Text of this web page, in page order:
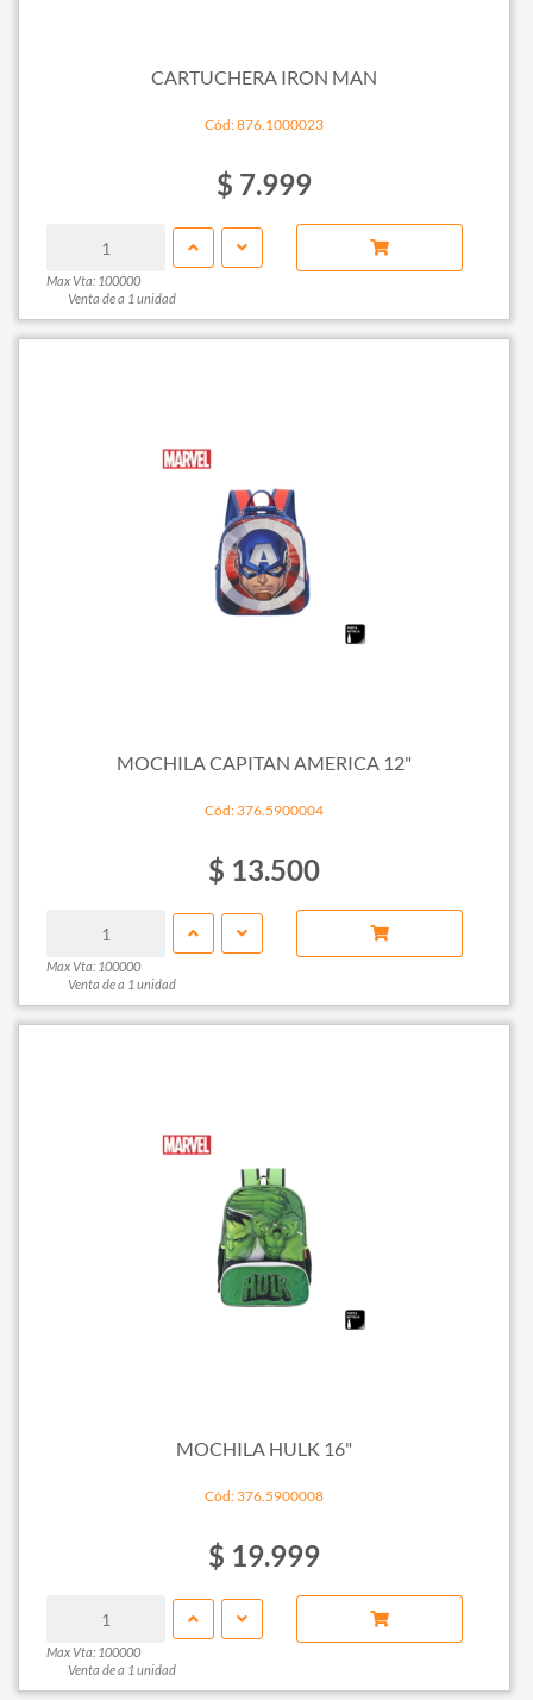
CARTUCHERA IRON MAN
Cód: 876.1000023
$ 7.999
Max Vta: 100000
Venta de a 1 unidad
MOCHILA CAPITAN AMERICA 12"
Cód: 376.5900004
$ 13.500
Max Vta: 100000
Venta de a 1 unidad
MOCHILA HULK 16"
Cód: 376.5900008
$ 19.999
Max Vta: 100000
Venta de a 1 unidad